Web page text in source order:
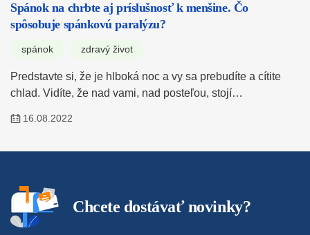
Spánok na chrbte aj príslušnosť k menšine. Čo
spôsobuje spánkovú paralýzu?
spánok zdravý život
Predstavte si, že je hlboká noc a vy sa prebudíte a cítite
chlad. Vidíte, že nad vami, nad posteľou, stojí…
16.08.2022
Chcete dostávať novinky?